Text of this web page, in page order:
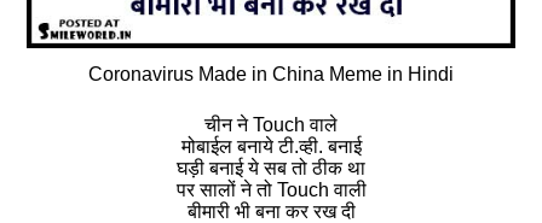
Coronavirus Made in China Meme in Hindi
चीन ने Touch वाले
मोबाईल बनाये टी.व्‍ही. बनाई
घड़ी बनाई ये सब तो ठीक था
पर सालों ने तो Touch वाली
बीमारी भी बना कर रख दी